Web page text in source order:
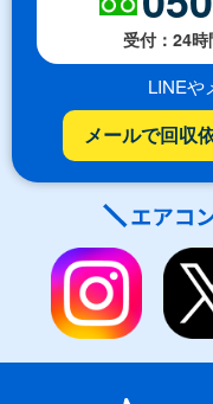
受付：24時
LINEや
メールで回収